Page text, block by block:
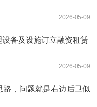
2026-05-09
备及设施订立融资租赁
2026-05-09
，问题就是右边后卫似